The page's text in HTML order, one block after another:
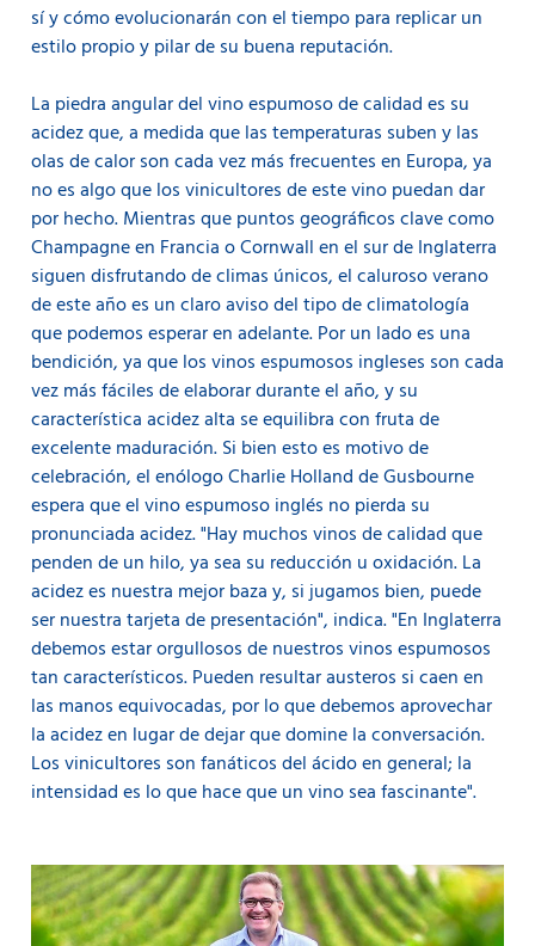
sí y cómo evolucionarán con el tiempo para replicar un
estilo propio y pilar de su buena reputación.
La piedra angular del vino espumoso de calidad es su
acidez que, a medida que las temperaturas suben y las
olas de calor son cada vez más frecuentes en Europa, ya
no es algo que los vinicultores de este vino puedan dar
por hecho. Mientras que puntos geográficos clave como
Champagne en Francia o Cornwall en el sur de Inglaterra
siguen disfrutando de climas únicos, el caluroso verano
de este año es un claro aviso del tipo de climatología
que podemos esperar en adelante. Por un lado es una
bendición, ya que los vinos espumosos ingleses son cada
vez más fáciles de elaborar durante el año, y su
característica acidez alta se equilibra con fruta de
excelente maduración. Si bien esto es motivo de
celebración, el enólogo Charlie Holland de Gusbourne
espera que el vino espumoso inglés no pierda su
pronunciada acidez. "Hay muchos vinos de calidad que
penden de un hilo, ya sea su reducción u oxidación. La
acidez es nuestra mejor baza y, si jugamos bien, puede
ser nuestra tarjeta de presentación", indica. "En Inglaterra
debemos estar orgullosos de nuestros vinos espumosos
tan característicos. Pueden resultar austeros si caen en
las manos equivocadas, por lo que debemos aprovechar
la acidez en lugar de dejar que domine la conversación.
Los vinicultores son fanáticos del ácido en general; la
intensidad es lo que hace que un vino sea fascinante".